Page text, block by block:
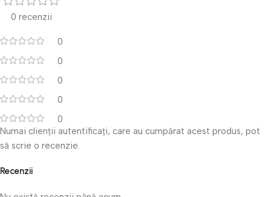
0 recenzii
0
0
0
0
0
Recenzii
Numai clienții autentificați, care au cumpărat acest produs, pot
să scrie o recenzie.